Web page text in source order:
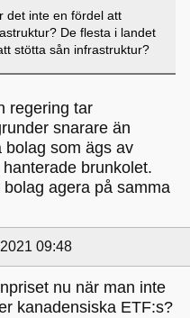
det inte en fördel att
De flesta i landet
stötta sån infrastruktur?
regering tar
snarare än
bolag som ägs av
brunkolet.
agera på samma
09:48
nu när man inte
kanadensiska ETF:s?